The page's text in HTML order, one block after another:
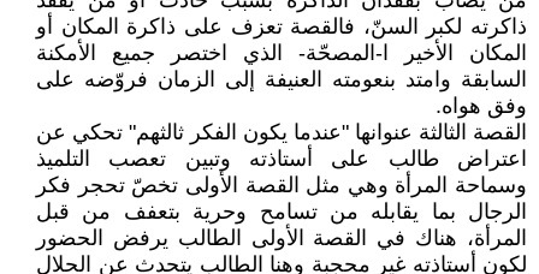
ذاكرته لكبر السنّ، فالقصة تعزف على ذاكرة المكان أو
المكان الأخير ا-المصحّة- الذي اختصر جميع الأمكنة
السابقة وامتد بنعومته العنيفة إلى الزمان فروّضه على
وفق هواه.
القصة الثالثة عنوانها "عندما يكون الفكر ثالثهم" تحكي عن
اعتراض طالب على أستاذته وتبين تعصب التلميذ
وسماحة المرأة وهي مثل القصة الأولى تخصّ تحجر فكر
الرجال بما يقابله من تسامح وحرية بتعفف من قبل
المرأة، هناك في القصة الأولى الطالب يرفض الحضور
لكون أستاذته غير محجبة وهنا الطالب يتحدث عن الحلال